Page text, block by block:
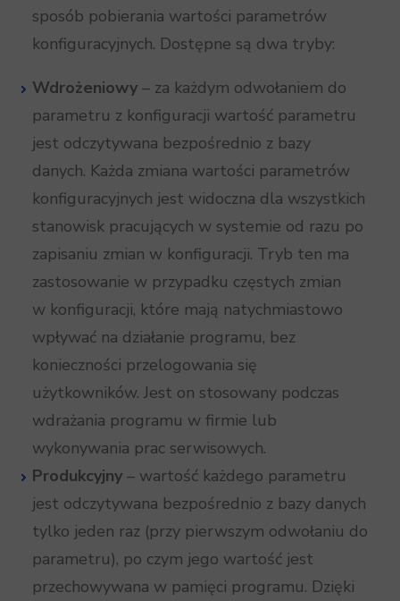
sposób pobierania wartości parametrów
konfiguracyjnych. Dostępne są dwa tryby:
Wdrożeniowy – za każdym odwołaniem do
parametru z konfiguracji wartość parametru
jest odczytywana bezpośrednio z bazy
danych. Każda zmiana wartości parametrów
konfiguracyjnych jest widoczna dla wszystkich
stanowisk pracujących w systemie od razu po
zapisaniu zmian w konfiguracji. Tryb ten ma
zastosowanie w przypadku częstych zmian
w konfiguracji, które mają natychmiastowo
wpływać na działanie programu, bez
konieczności przelogowania się
użytkowników. Jest on stosowany podczas
wdrażania programu w firmie lub
wykonywania prac serwisowych.
Produkcyjny – wartość każdego parametru
jest odczytywana bezpośrednio z bazy danych
tylko jeden raz (przy pierwszym odwołaniu do
parametru), po czym jego wartość jest
przechowywana w pamięci programu. Dzięki